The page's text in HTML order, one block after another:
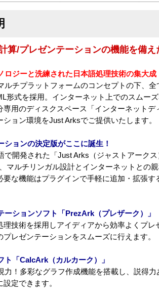
算/プレゼンテーションの機能を備え
ロジーと洗練された日本語処理技術の集大成
ルチプラットフォームのコンセプトの下、
形式を採用。インターネット上でのスムー
専用のディスクスペース「インターネット
ション環境をJust Arksでご提供いたします。
ションの決定版がここに誕生！
で開発された「Just Arks（ジャストアーク
マルチリンガル設計とインターネットとの
要な機能はプラグインで手軽に追加・拡張
ーションソフト「PrezArk（プレザーク）」
理技術を採用しアイディアから効率よくプ
プレゼンテーションをスムーズに行えます。
ト「CalcArk（カルカーク）」
力！多彩なグラフ作成機能を搭載し、説得
定できます。